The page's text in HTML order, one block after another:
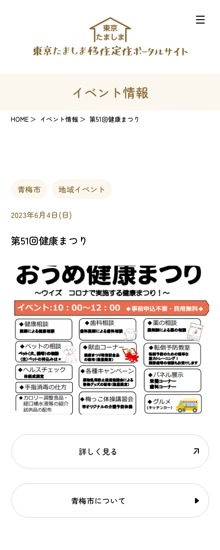
イベント情報
HOME イベント情報 第51回健康まつり
青梅市 地域イベント
2023年6月4日(日)
第51回健康まつり
詳しく見る
青梅市について